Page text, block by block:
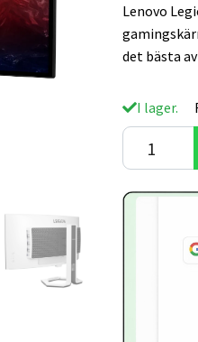
Lenovo
det bästa
I lager.